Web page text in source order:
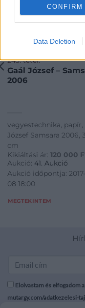
CONFIRM
Data Deletion
243. tétel:
Gaál József –
2006
vegyestechnika, papír,
József Samsara 2006,
cm
Kikiáltási ár: 120 000
Aukció: 41. Aukció
Aukció időpontja:
08 18:00
MEGTEKINTEM
Elolvastam és elfogadom
mutargy.com/adatkezelesi-